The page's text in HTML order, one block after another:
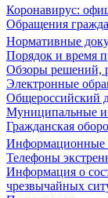
Коронавирус:
Обращения
Нормативные
Порядок и время
Обзоры решений,
Электронные
Общероссийский
Муниципальные и
Гражданская
Информационные
Телефоны
Информация о
чрезвычайных